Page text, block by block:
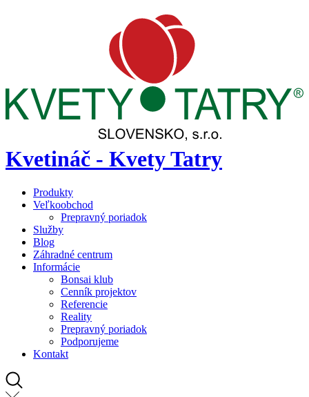
Kvetináč - Kvety Tatry
Produkty
Veľkoobchod
Prepravný poriadok
Služby
Blog
Záhradné centrum
Informácie
Bonsai klub
Cenník projektov
Referencie
Reality
Prepravný poriadok
Podporujeme
Kontakt